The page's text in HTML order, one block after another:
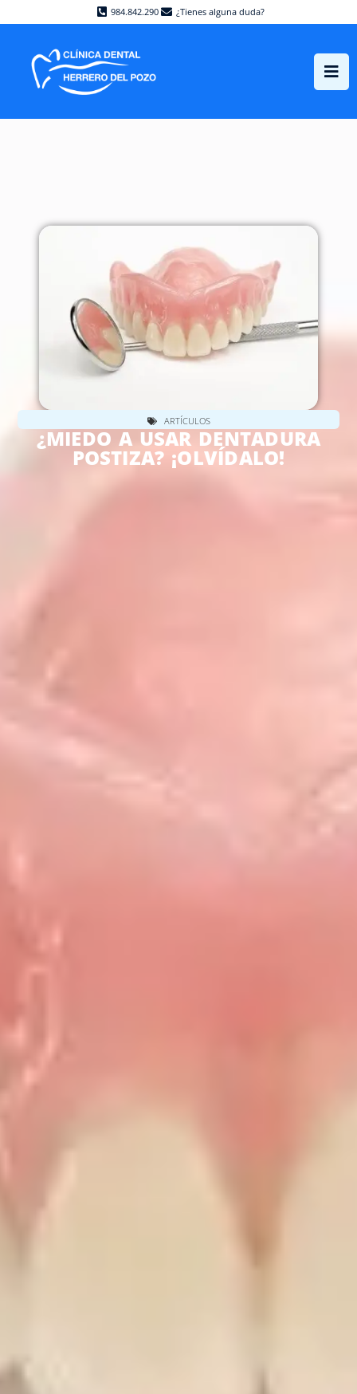
984.842.290 ¿Tienes alguna duda?
ARTÍCULOS
¿MIEDO A USAR DENTADURA
POSTIZA? ¡OLVÍDALO!